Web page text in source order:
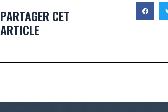
PARTAGER CET
ARTICLE